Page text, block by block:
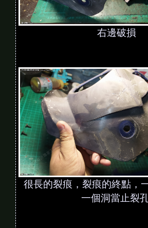
右邊破損
很長的裂痕，裂痕的終點，
一個洞當止裂